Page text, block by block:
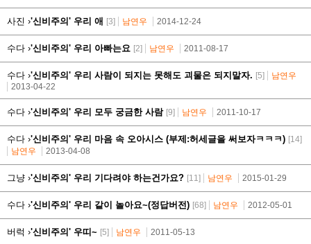
사진 ›'신비주의' 우리 애 [3] 남연우 2014-12-24
수다 ›'신비주의' 우리 아빠는요 [2] 남연우 2011-08-17
수다 ›'신비주의' 우리 사람이 되지는 못해도 괴물은 되지말자. [5]
남연우
2013-04-22
수다 ›'신비주의' 우리 모두 궁금한 사람 [9] 남연우 2011-10-17
수다 ›'신비주의' 우리 마음 속 오아시스 (부제:허세글을 써보자ㅋㅋㅋ) [14]
남연우
2013-04-08
그냥 ›'신비주의' 우리 기다려야 하는건가요? [11] 남연우 2015-01-29
수다 ›'신비주의' 우리 같이 놀아요~(정답버전) [68] 남연우 2012-05-01
버럭 ›'신비주의' 우띠~ [5] 남연우 2011-05-13